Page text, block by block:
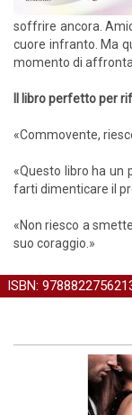
soffrire ancora.
cuore infranto. Ma
momento di
Il libro perfetto per
«Commovente,
«Questo libro ha
farti dimenticare il
«Non riesco a
suo coraggio.»
ISBN: